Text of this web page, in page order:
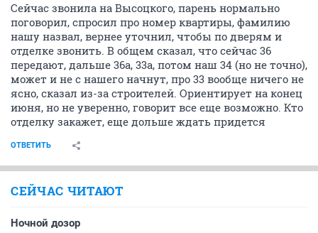
Сейчас звонила на Высоцкого, парень нормально
поговорил, спросил про номер квартиры, фамилию
нашу назвал, вернее уточнил, чтобы по дверям и
отделке звонить. В общем сказал, что сейчас 36
передают, дальше 36а, 33а, потом наш 34 (но не точно),
может и не с нашего начнут, про 33 вообще ничего не
ясно, сказал из-за строителей. Ориентирует на конец
июня, но не уверенно, говорит все еще возможно. Кто
отделку закажет, еще дольше ждать придется
ОТВЕТИТЬ
СЕЙЧАС ЧИТАЮТ
Ночной дозор